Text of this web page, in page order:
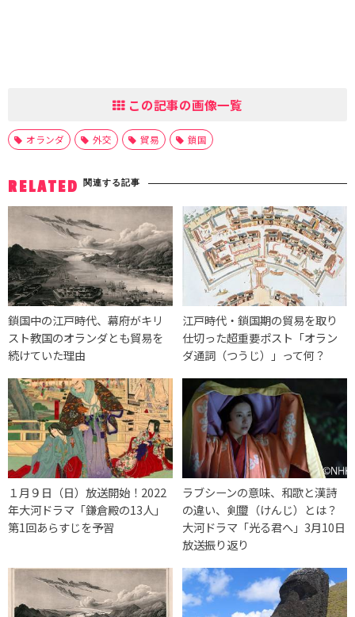
この記事の画像一覧
オランダ 外交 貿易 鎖国
RELATED 関連する記事
鎖国中の江戸時代、幕府がキリ
スト教国のオランダとも貿易を
続けていた理由
江戸時代・鎖国期の貿易を取り
仕切った超重要ポスト「オラン
ダ通詞（つうじ）」って何？
１月９日（日）放送開始！2022
年大河ドラマ「鎌倉殿の13人」
第1回あらすじを予習
ラブシーンの意味、和歌と漢詩
の違い、剣璽（けんじ）とは？
大河ドラマ「光る君へ」3月10日
放送振り返り